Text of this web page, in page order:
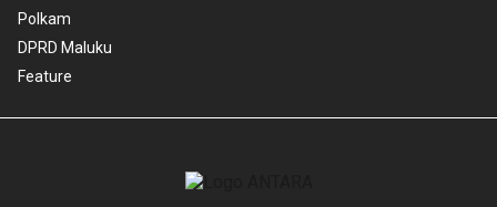
Polkam
DPRD Maluku
Feature